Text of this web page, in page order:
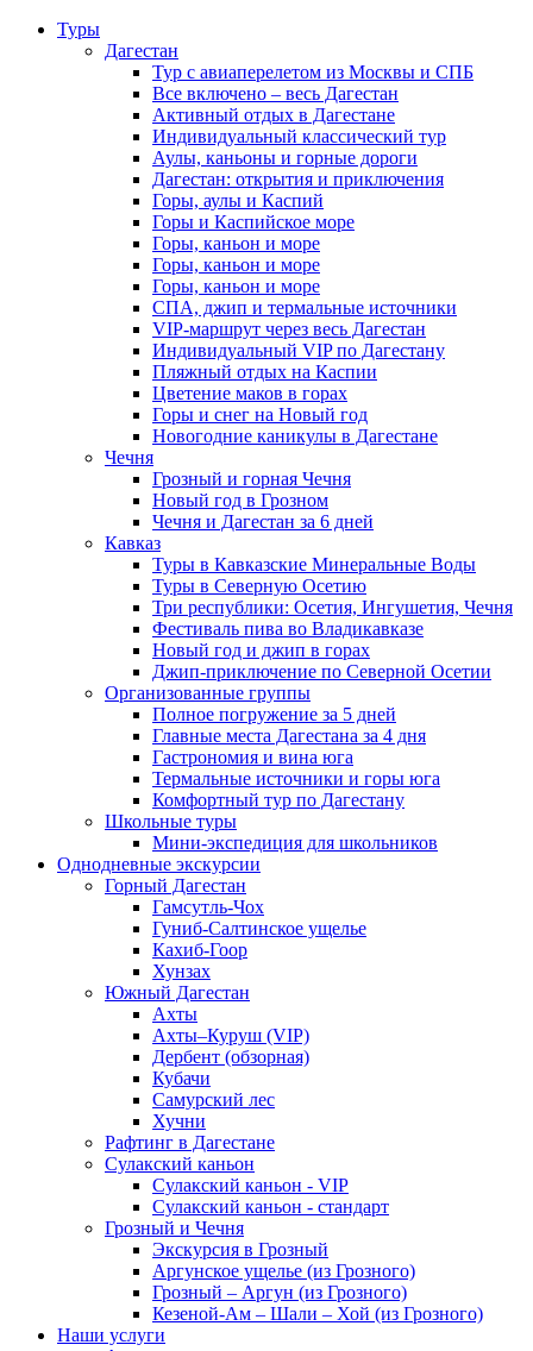
Туры
Дагестан
Тур с авиаперелетом из Москвы и СПБ
Все включено – весь Дагестан
Активный отдых в Дагестане
Индивидуальный классический тур
Аулы, каньоны и горные дороги
Дагестан: открытия и приключения
Горы, аулы и Каспий
Горы и Каспийское море
Горы, каньон и море
Горы, каньон и море
Горы, каньон и море
СПА, джип и термальные источники
VIP-маршрут через весь Дагестан
Индивидуальный VIP по Дагестану
Пляжный отдых на Каспии
Цветение маков в горах
Горы и снег на Новый год
Новогодние каникулы в Дагестане
Чечня
Грозный и горная Чечня
Новый год в Грозном
Чечня и Дагестан за 6 дней
Кавказ
Туры в Кавказские Минеральные Воды
Туры в Северную Осетию
Три республики: Осетия, Ингушетия, Чечня
Фестиваль пива во Владикавказе
Новый год и джип в горах
Джип-приключение по Северной Осетии
Организованные группы
Полное погружение за 5 дней
Главные места Дагестана за 4 дня
Гастрономия и вина юга
Термальные источники и горы юга
Комфортный тур по Дагестану
Школьные туры
Мини-экспедиция для школьников
Однодневные экскурсии
Горный Дагестан
Гамсутль-Чох
Гуниб-Салтинское ущелье
Кахиб-Гоор
Хунзах
Южный Дагестан
Ахты
Ахты–Куруш (VIP)
Дербент (обзорная)
Кубачи
Самурский лес
Хучни
Рафтинг в Дагестане
Сулакский каньон
Сулакский каньон - VIP
Сулакский каньон - стандарт
Грозный и Чечня
Экскурсия в Грозный
Аргунское ущелье (из Грозного)
Грозный – Аргун (из Грозного)
Кезеной-Ам – Шали – Хой (из Грозного)
Наши услуги